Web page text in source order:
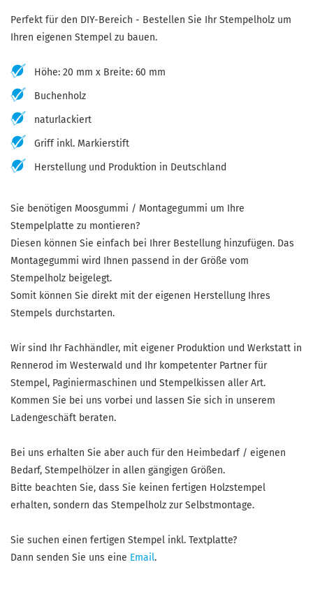
Perfekt für den DIY-Bereich - Bestellen Sie Ihr Stempelholz um
Ihren eigenen Stempel zu bauen.
Höhe: 20 mm x Breite: 60 mm
Buchenholz
naturlackiert
Griff inkl. Markierstift
Herstellung und Produktion in Deutschland
Sie benötigen Moosgummi / Montagegummi um Ihre
Stempelplatte zu montieren?
Diesen können Sie einfach bei Ihrer Bestellung hinzufügen. Das
Montagegummi wird Ihnen passend in der Größe vom
Stempelholz beigelegt.
Somit können Sie direkt mit der eigenen Herstellung Ihres
Stempels durchstarten.
Wir sind Ihr Fachhändler, mit eigener Produktion und Werkstatt in
Rennerod im Westerwald und Ihr kompetenter Partner für
Stempel, Paginiermaschinen und Stempelkissen aller Art.
Kommen Sie bei uns vorbei und lassen Sie sich in unserem
Ladengeschäft beraten.
Bei uns erhalten Sie aber auch für den Heimbedarf / eigenen
Bedarf, Stempelhölzer in allen gängigen Größen.
Bitte beachten Sie, dass Sie keinen fertigen Holzstempel
erhalten, sondern das Stempelholz zur Selbstmontage.
Sie suchen einen fertigen Stempel inkl. Textplatte?
Dann senden Sie uns eine Email.